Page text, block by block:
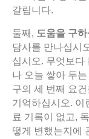
갈립니다.
둘째, 도움을 구
담사를 만나십시
십시오. 무엇보다
나 오늘 쌓아 두
구의 세 번째 요
기억하십시오. 이
료 기록이 없고,
떻게 변했는지에